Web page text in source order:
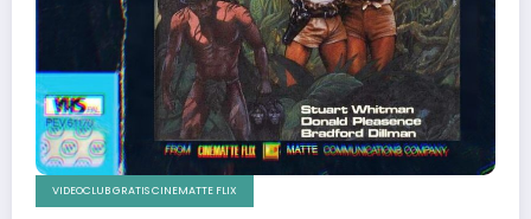
VIDEOCLUB GRATIS CINEMATTE FLIX